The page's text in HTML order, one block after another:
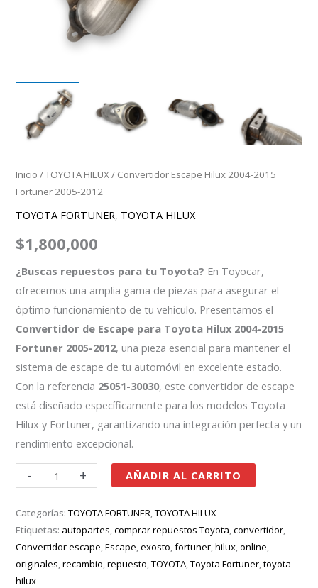
Inicio /TOYOTA HILUX/ Convertidor Escape Hilux 2004-2015
Fortuner 2005-2012
TOYOTA FORTUNER, TOYOTA HILUX
$1,800,000
¿Buscas repuestos para tu Toyota? En Toyocar,
ofrecemos una amplia gama de piezas para asegurar el
óptimo funcionamiento de tu vehículo. Presentamos el
Convertidor de Escape para Toyota Hilux 2004-2015
Fortuner 2005-2012, una pieza esencial para mantener el
sistema de escape de tu automóvil en excelente estado.
Con la referencia 25051-30030, este convertidor de escape
está diseñado específicamente para los modelos Toyota
Hilux y Fortuner, garantizando una integración perfecta y un
rendimiento excepcional.
- + AÑADIR AL CARRITO
Categorías:TOYOTA FORTUNER ,TOYOTA HILUX
Etiquetas: autopartes ,comprar repuestos Toyota ,convertidor
Convertidor escape ,Escape ,exosto ,fortuner ,hilux ,online
originales ,recambio ,repuesto ,TOYOTA ,Toyota Fortuner ,toyota
hilux